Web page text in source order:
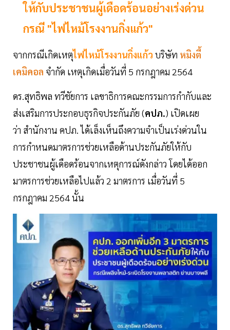
ให้กับประชาชนผู้เดือดร้อนอย่างเร่งด่วน
กรณี "ไฟไหม้โรงงานกิ่งแก้ว"
จากกรณีเกิดเหตุไฟไหม้โรงงานกิ่งแก้ว บริษัท หมิงตี้
เคมิคอล จำกัด เหตุเกิดเมื่อวันที่ 5 กรกฎาคม 2564
ดร.สุทธิพล ทวีชัยการ เลขาธิการคณะกรรมการกำกับและ
ส่งเสริมการประกอบธุรกิจประกันภัย (คปภ.) เปิดเผย
ว่า สำนักงาน คปภ. ได้เล็งเห็นถึงความจำเป็นเร่งด่วนใน
การกำหนดมาตรการช่วยเหลือด้านประกันภัยให้กับ
ประชาชนผู้เดือดร้อนจากเหตุการณ์ดังกล่าว โดยได้ออก
มาตรการช่วยเหลือไปแล้ว 2 มาตรการ เมื่อวันที่ 5
กรกฎาคม 2564 นั้น